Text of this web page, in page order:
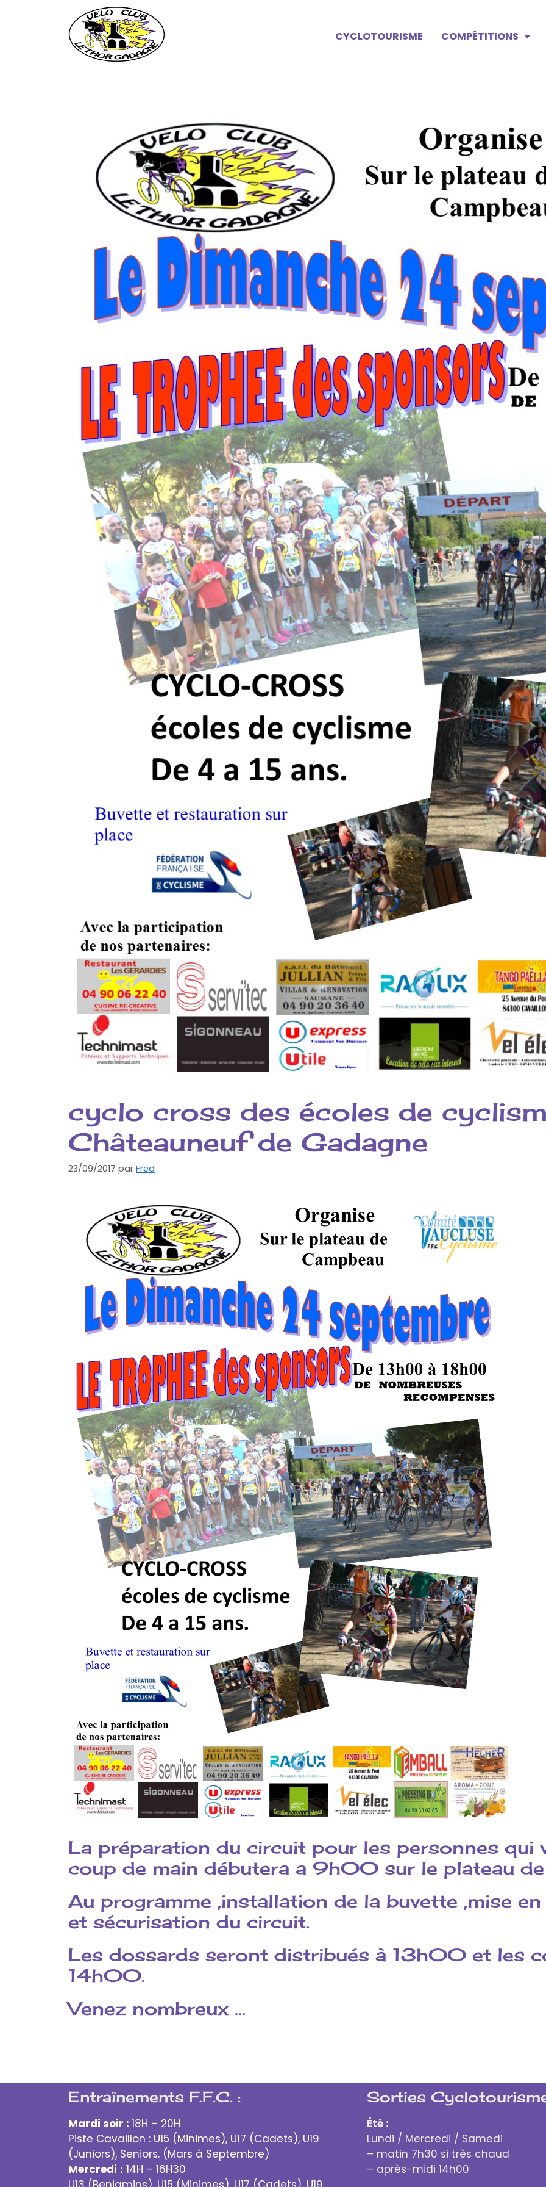
CYCLOTOURISME COMPÉTITIONS
cyclo cross des écoles de
Châteauneuf de Gadagne
23/09/2017 par Fred
La préparation du circuit pour les personnes qui
coup de main débutera a 9h00 sur le plateau de
Au programme ,installation de la buvette ,mise
et sécurisation du circuit.
Les dossards seront distribués à 13h00 et les
14h00.
Venez nombreux …
Entraînements F.F.C. :
Mardi soir : 18H – 20H
Piste Cavaillon : U15 (Minimes), U17 (Cadets), U19
(Juniors), Seniors. (Mars à Septembre)
Mercredi : 14H – 16H30
Sorties
Été :
Lundi / Mercredi / Samedi
– matin 7h30 si très chaud
– après-midi 14h00